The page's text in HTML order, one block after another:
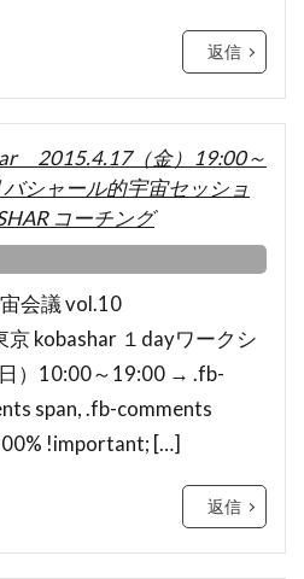
返信
2015.4.17（金）19:00～
シャール的宇宙セッショ
コーチング
会議 vol.10
kobashar １dayワークシ
）10:00～19:00 → .fb-
span, .fb-comments
!important; […]
返信